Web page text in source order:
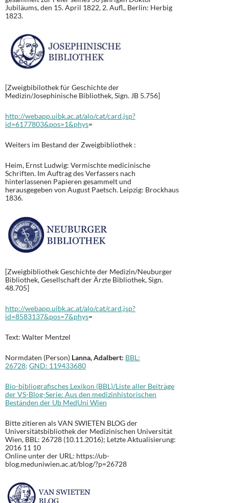
Jubiläums, den 15. April 1822, 2. Aufl., Berlin: Herbig
1823.
[Zweigbibilothek für Geschichte der
Medizin/Josephinische Bibliothek, Sign. JB 5.756]
http://webapp.uibk.ac.at/alo/cat/card.jsp?
id=6177803&pos=1&phys=
Weiters im Bestand der Zweigbibliothek :
Heim, Ernst Ludwig: Vermischte medicinische
Schriften. Im Auftrag des Verfassers nach
hinterlassenen Papieren gesammelt und
herausgegeben von August Paetsch. Leipzig: Brockhaus
1836.
[Zweigbibliothek Geschichte der Medizin/Neuburger
Bibliothek, Gesellschaft der Ärzte Bibliothek, Sign.
48.705]
http://webapp.uibk.ac.at/alo/cat/card.jsp?
id=8583137&pos=7&phys=
Text: Walter Mentzel
Normdaten (Person) Lanna, Adalbert: BBL:
26728; GND: 119433680
Bio-bibliografisches Lexikon (BBL)/Liste aller Beiträge
der VS-Blog-Serie: Aus den medizinhistorischen
Beständen der Ub MedUni Wien
Bitte zitieren als VAN SWIETEN BLOG der
Universitätsbibliothek der Medizinischen Universität
Wien, BBL: 26728 (10.11.2016); Letzte Aktualisierung:
2016 11 10
Online unter der URL: https://ub-
blog.meduniwien.ac.at/blog/?p=26728